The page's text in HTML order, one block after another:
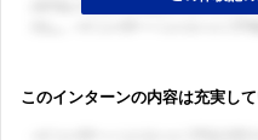
このインターンの内容は充実し